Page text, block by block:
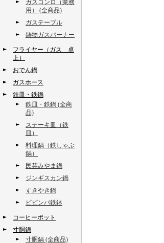
ガスコンロ（業務
用） (全商品)
ガステーブル
鋳物ガスバーナー
フライヤー（ガス 卓
上）
おでん鍋
ガスホース
鉄皿・鉄鍋
鉄皿・鉄鍋 (全商
品)
ステーキ皿（鉄
皿）
料理鍋（鉄しゃぶ
鍋）
民芸みやま鍋
ジンギスカン鍋
すきやき鍋
ビビンバ鉄鉢
コーヒーポット
寸胴鍋
寸胴鍋 (全商品)